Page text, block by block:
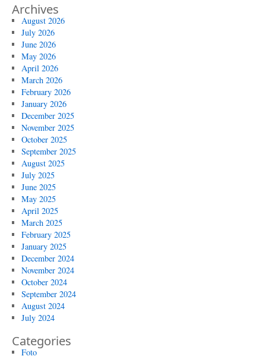
Archives
August 2026
July 2026
June 2026
May 2026
April 2026
March 2026
February 2026
January 2026
December 2025
November 2025
October 2025
September 2025
August 2025
July 2025
June 2025
May 2025
April 2025
March 2025
February 2025
January 2025
December 2024
November 2024
October 2024
September 2024
August 2024
July 2024
Categories
Foto